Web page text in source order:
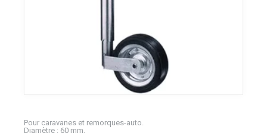
Pour caravanes et remorques-auto.
Diamètre : 60 mm.